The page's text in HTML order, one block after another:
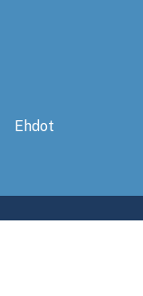
Ehdot